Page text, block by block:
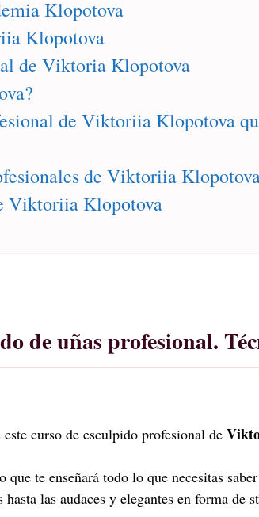
Klopotova
Klopotova
de Viktoria Klopotova
de Viktoriia Klopotova
de Viktoriia
Viktoriia Klopotova
de uñas profesional.
este curso de esculpido profesional de
te enseñará todo lo que necesitas
hasta las audaces y elegantes en forma de